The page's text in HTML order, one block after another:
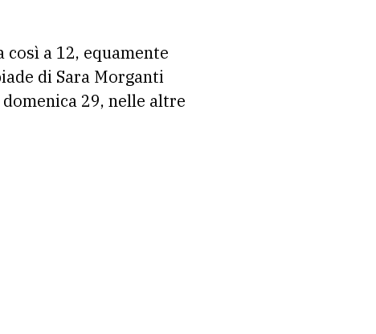
a 12, equamente
di Sara Morganti
29, nelle altre